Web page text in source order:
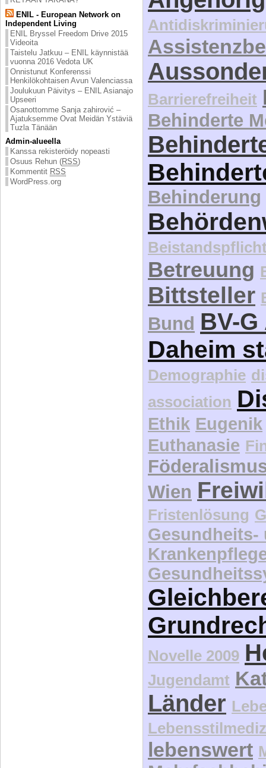
ENIL - European Network on
Independent Living
ENIL Bryssel Freedom Drive 2015
Videoita
Taistelu Jatkuu – ENIL käynnistää
vuonna 2016 Vedota UK
Onnistunut Konferenssi
Henkilökohtaisen Avun Valenciassa
Joulukuun Päivitys – ENIL Asianajo
Upseeri
Osanottomme Sanja zahirović –
Ajatuksemme Ovat Meidän Ystäviä
Tuzla Tänään
Admin-alueella
Kanssa rekisteröidy nopeasti
Osuus Rehun (RSS)
Kommentit RSS
WordPress.org
Barrierefreiheit
Behinderte
Behinderung
Betreuung
Bittsteller
Bund BV-
Daheim
Demographie
association
Ethik Eugenik
Euthanasie
Wien
Fristenlösung
Gesundheits-
Novelle 2009
Jugendamt
Länder
lebenswert